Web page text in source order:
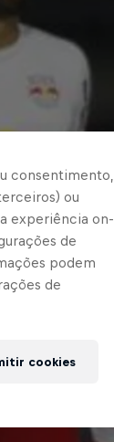
consentimento,
ou
experiência on-
de
podem
de
cookies